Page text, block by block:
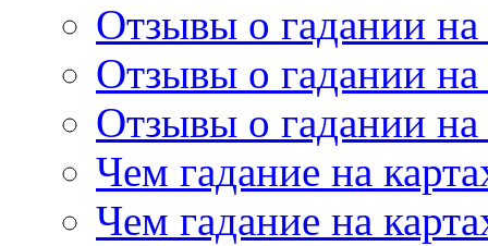
Отзывы о гадании на
Отзывы о гадании на
Отзывы о гадании на
Чем гадание на
Чем гадание на